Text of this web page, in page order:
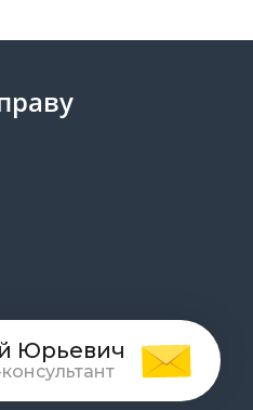
данных
Юрьевич